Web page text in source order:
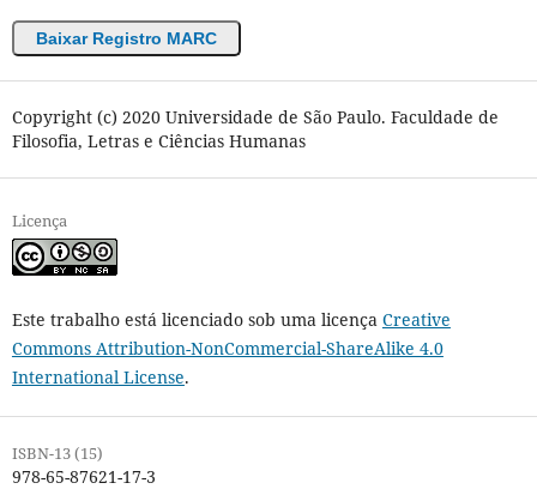
Baixar Registro MARC
Copyright (c) 2020 Universidade de São Paulo. Faculdade de
Filosofia, Letras e Ciências Humanas
Licença
Este trabalho está licenciado sob uma licença Creative
Commons Attribution-NonCommercial-ShareAlike 4.0
International License.
ISBN-13 (15)
978-65-87621-17-3